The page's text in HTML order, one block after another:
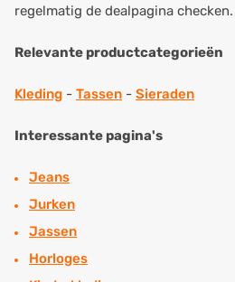
regelmatig de dealpagina checken.
Relevante productcategorieën
Kleding - Tassen - Sieraden
Interessante pagina's
Jeans
Jurken
Jassen
Horloges